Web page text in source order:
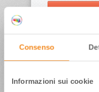
Consenso
Informazioni sui cookie
Scarica il MOG
Scarica il MOG